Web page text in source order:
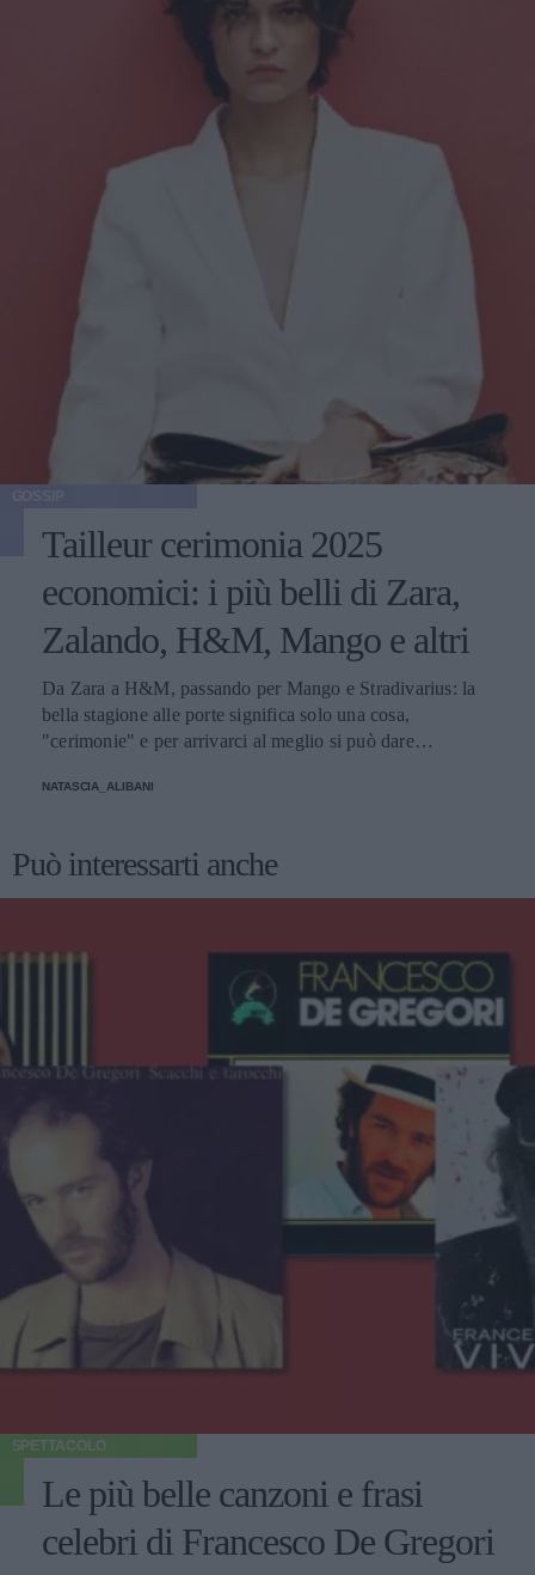
Tailleur cerimonia 2025
economici: i più belli di Zara,
Zalando, H&M, Mango e altri
Da Zara a H&M, passando per Mango e Stradivarius: la
bella stagione alle porte significa solo una cosa,
"cerimonie" e per arrivarci al meglio si può dare
NATASCIA_ALIBANI
Può interessarti anche
SPETTACOLO
Le più belle canzoni e frasi
celebri di Francesco De Gregori